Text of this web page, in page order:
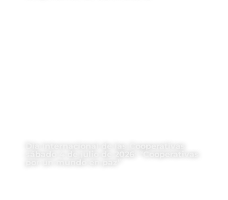
Día Internacional de las Cooperativas